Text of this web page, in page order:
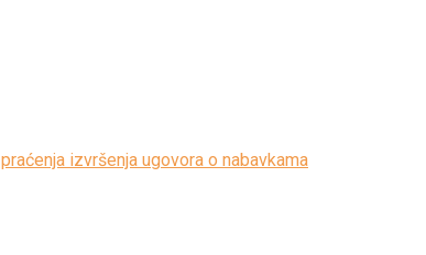
izvršenja ugovora o nabavkama